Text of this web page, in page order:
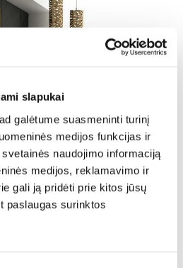
slapukai
galėtume suasmeninti turinį
medijos funkcijas ir
naudojimo informaciją
medijos, reklamavimo ir
gali ją pridėti prie kitos jūsų
paslaugas surinktos
-
stilius jūsų
svarbiausių interjero elementų,